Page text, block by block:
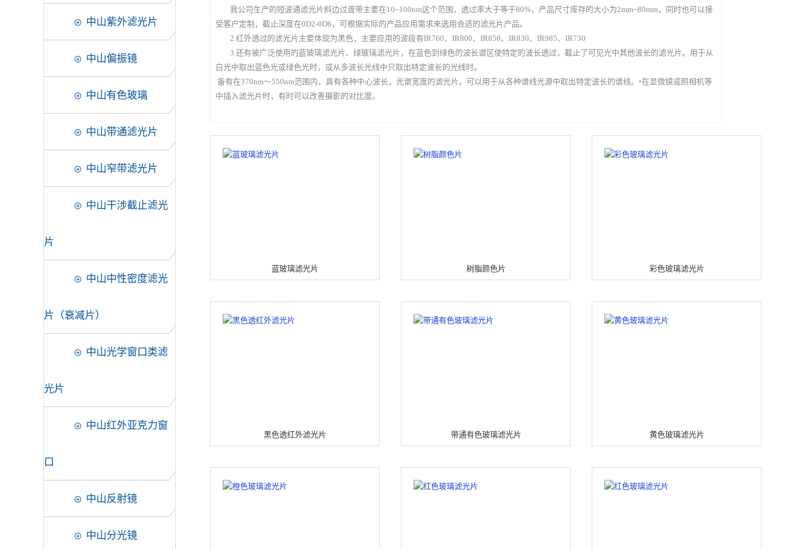
中山紫外滤光片
中山偏振镜
中山有色玻璃
中山带通滤光片
中山窄带滤光片
中山干涉截止滤光
片
中山中性密度滤光
片（衰减片）
中山光学窗口类滤
光片
中山红外亚克力窗
口
中山反射镜
中山分光镜
我公司生产的短波通滤光片斜边过渡带主要在10~100nm这个范围，透过率大于等于80%，产品尺寸库存的大小为2mm~80mm，同时也可以接
受客户定制，截止深度在0D2-0D6，可根据实际的产品应用需求来选用合适的滤光片产品。
2.红外透过的滤光片主要体现为黑色，主要应用的波段有IR760、IR800、IR850、IR830、IR985、IR730
3.还有被广泛使用的蓝玻璃滤光片、绿玻璃滤光片，在蓝色到绿色的波长谱区使特定的波长透过，截止了可见光中其他波长的滤光片。用于从
白光中取出蓝色光或绿色光时，或从多波长光线中只取出特定波长的光线时。
备有在370nm〜550nm范围内，具有各种中心波长，光谱宽度的滤光片。可以用于从各种谱线光源中取出特定波长的谱线。◦在显微镜或照相机等
中插入滤光片时，有时可以改善摄影的对比度。
蓝玻璃滤光片 树脂颜色片 彩色玻璃滤光片
黑色透红外滤光片 带通有色玻璃滤光片 黄色玻璃滤光片